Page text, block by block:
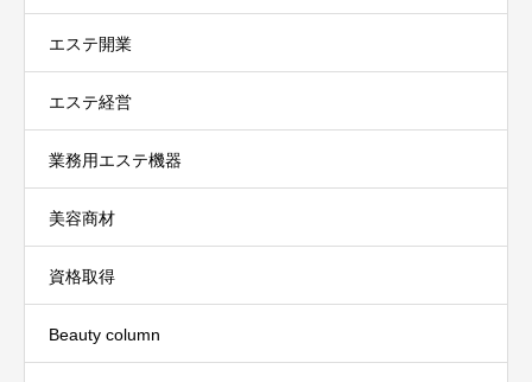
エステ開業
エステ経営
業務用エステ機器
美容商材
資格取得
Beauty column